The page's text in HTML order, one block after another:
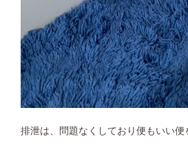
排泄は、問題なくしており便もいい便